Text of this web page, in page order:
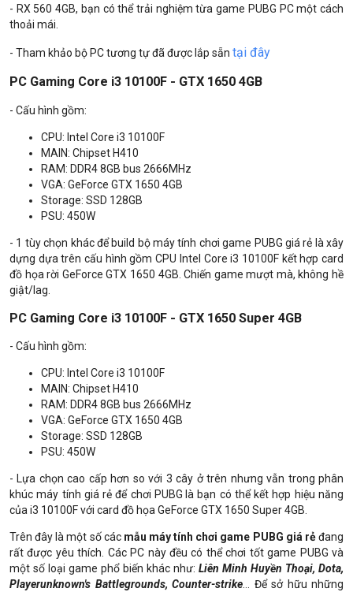
- RX 560 4GB, bạn có thể trải nghiệm từa game PUBG PC một cách
thoải mái.
- Tham khảo bộ PC tương tự đã được lắp sẵn tại đây
PC Gaming Core i3 10100F - GTX 1650 4GB
- Cấu hình gồm:
CPU: Intel Core i3 10100F
MAIN: Chipset H410
RAM: DDR4 8GB bus 2666MHz
VGA: GeForce GTX 1650 4GB
Storage: SSD 128GB
PSU: 450W
- 1 tùy chọn khác để build bộ máy tính chơi game PUBG giá rẻ là xây
dựng dựa trên cấu hình gồm CPU Intel Core i3 10100F kết hợp card
đồ họa rời GeForce GTX 1650 4GB. Chiến game mượt mà, không hề
giật/lag.
PC Gaming Core i3 10100F - GTX 1650 Super 4GB
- Cấu hình gồm:
CPU: Intel Core i3 10100F
MAIN: Chipset H410
RAM: DDR4 8GB bus 2666MHz
VGA: GeForce GTX 1650 4GB
Storage: SSD 128GB
PSU: 450W
- Lựa chọn cao cấp hơn so với 3 cây ở trên nhưng vẫn trong phân
khúc máy tính giá rẻ để chơi PUBG là bạn có thể kết hợp hiệu năng
của i3 10100F với card đồ họa GeForce GTX 1650 Super 4GB.
Trên đây là một số các mẫu máy tính chơi game PUBG giá rẻđang
rất được yêu thích. Các PC này đều có thể chơi tốt game PUBG và
một số loại game phổ biến khác như: Liên Minh Huyền Thoại, Dota,
Playerunknown's Battlegrounds, Counter-strike… Để sở hữu những